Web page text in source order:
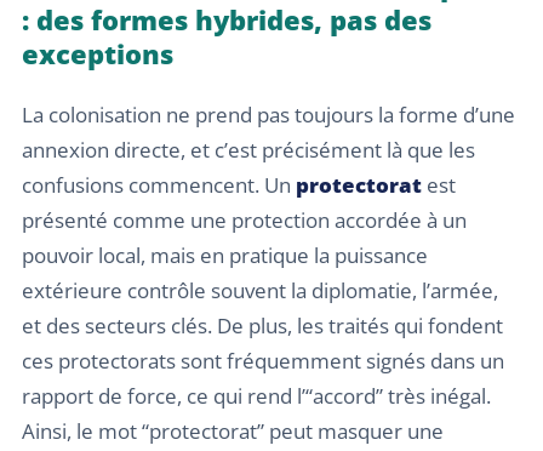
: des formes hybrides, pas des
exceptions
La colonisation ne prend pas toujours la forme d’une
annexion directe, et c’est précisément là que les
confusions commencent. Un protectorat est
présenté comme une protection accordée à un
pouvoir local, mais en pratique la puissance
extérieure contrôle souvent la diplomatie, l’armée,
et des secteurs clés. De plus, les traités qui fondent
ces protectorats sont fréquemment signés dans un
rapport de force, ce qui rend l’“accord” très inégal.
Ainsi, le mot “protectorat” peut masquer une